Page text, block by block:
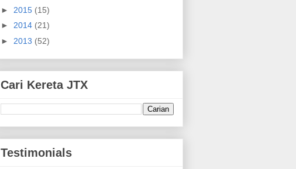
► 2015 (15)
► 2014 (21)
► 2013 (52)
Cari Kereta JTX
Testimonials